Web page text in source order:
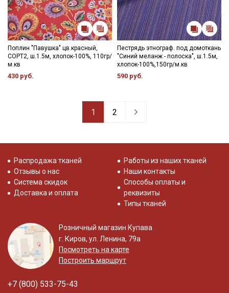
Поплин "Павушка" цв.красный,
СОРТ2, ш.1.5м, хлопок-100%, 110гр/
м.кв
430 руб.
Пестрядь этнограф. под домоткань
"Синий меланж - полоска", ш.1.5м,
хлопок-100%,150гр/м.кв
590 руб.
1 2
Распродажа тканей
Отзывы о нас
Система скидок
Доставка и оплата
Работы из наших тканей
Наши контакты
Способы оплаты и
реквизиты
Типы тканей
Розничный магазин Купава
г. Киров, ул. Ленина, 79а
Посмотреть на карте
Построить маршрут
+7 (800) 533-75-43